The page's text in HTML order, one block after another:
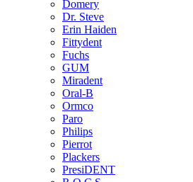
Domery
Dr. Steve
Erin Haiden
Fittydent
Fuchs
GUM
Miradent
Oral-B
Ormco
Paro
Philips
Pierrot
Plackers
PresiDENT